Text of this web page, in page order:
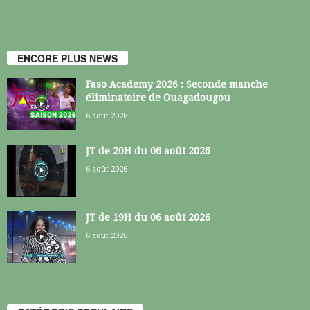
ENCORE PLUS NEWS
Faso Academy 2026 : Seconde manche
éliminatoire de Ouagadougou
6 août 2026
JT de 20H du 06 août 2026
6 août 2026
JT de 19H du 06 août 2026
6 août 2026